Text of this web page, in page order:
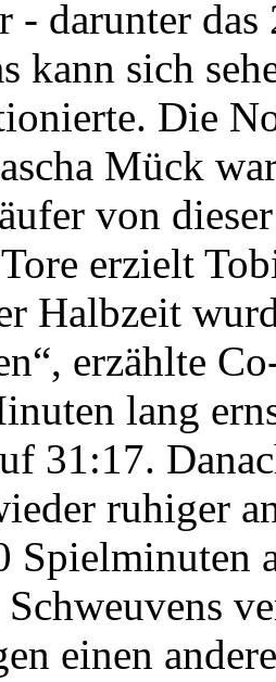
- darunter
kann sich
Die
Mück
von
erzielt
Halbzeit
erzählte
lang
31:17.
ruhiger
einen